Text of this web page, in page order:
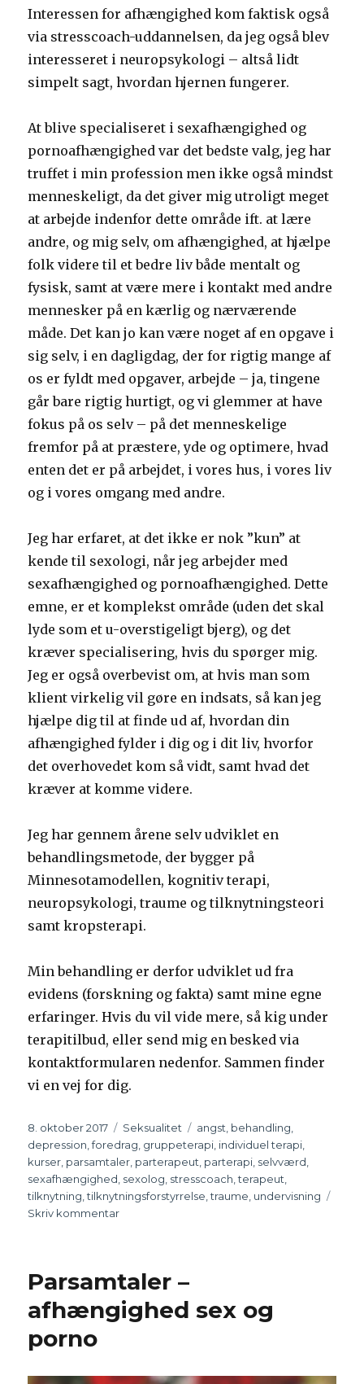
Interessen for afhængighed kom faktisk også
via stresscoach-uddannelsen, da jeg også blev
interesseret i neuropsykologi – altså lidt
simpelt sagt, hvordan hjernen fungerer.
At blive specialiseret i sexafhængighed og
pornoafhængighed var det bedste valg, jeg har
truffet i min profession men ikke også mindst
menneskeligt, da det giver mig utroligt meget
at arbejde indenfor dette område ift. at lære
andre, og mig selv, om afhængighed, at hjælpe
folk videre til et bedre liv både mentalt og
fysisk, samt at være mere i kontakt med andre
mennesker på en kærlig og nærværende
måde. Det kan jo kan være noget af en opgave i
sig selv, i en dagligdag, der for rigtig mange af
os er fyldt med opgaver, arbejde – ja, tingene
går bare rigtig hurtigt, og vi glemmer at have
fokus på os selv – på det menneskelige
fremfor på at præstere, yde og optimere, hvad
enten det er på arbejdet, i vores hus, i vores liv
og i vores omgang med andre.
Jeg har erfaret, at det ikke er nok ”kun” at
kende til sexologi, når jeg arbejder med
sexafhængighed og pornoafhængighed. Dette
emne, er et komplekst område (uden det skal
lyde som et u-overstigeligt bjerg), og det
kræver specialisering, hvis du spørger mig.
Jeg er også overbevist om, at hvis man som
klient virkelig vil gøre en indsats, så kan jeg
hjælpe dig til at finde ud af, hvordan din
afhængighed fylder i dig og i dit liv, hvorfor
det overhovedet kom så vidt, samt hvad det
kræver at komme videre.
Jeg har gennem årene selv udviklet en
behandlingsmetode, der bygger på
Minnesotamodellen, kognitiv terapi,
neuropsykologi, traume og tilknytningsteori
samt kropsterapi.
Min behandling er derfor udviklet ud fra
evidens (forskning og fakta) samt mine egne
erfaringer. Hvis du vil vide mere, så kig under
terapitilbud, eller send mig en besked via
kontaktformularen nedenfor. Sammen finder
vi en vej for dig.
Udgivet
8. oktober 2017 Kategorier
Seksualitet Tags
angst behandling
depression ,foredrag gruppeterapi individuel terapi
kurser parsamtaler parterapeut parterapi selvværd
sexafhængighed sexolog stresscoach ,terapeut
tilknytning ,tilknytningsforstyrrelse ,traume undervisning
Skriv kommentar
Parsamtaler –
afhængighed sex og
porno